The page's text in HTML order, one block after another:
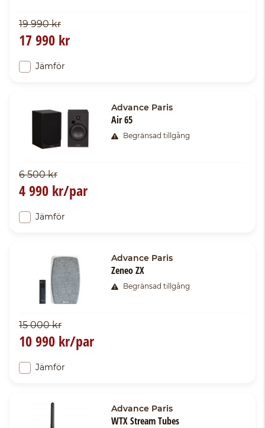
19 990 kr
17 990 kr
Jämför
Advance Paris
Air 65
Begränsad tillgång
6 500 kr
4 990 kr/par
Jämför
Advance Paris
Zeneo ZX
Begränsad tillgång
15 000 kr
10 990 kr/par
Jämför
Advance Paris
WTX Stream Tubes